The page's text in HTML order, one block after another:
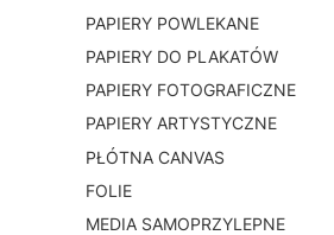
PAPIERY POWLEKANE
PAPIERY DO PLAKATÓW
PAPIERY FOTOGRAFICZNE
PAPIERY ARTYSTYCZNE
PŁÓTNA CANVAS
FOLIE
MEDIA SAMOPRZYLEPNE